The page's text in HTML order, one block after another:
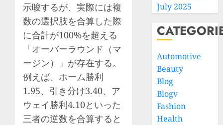
示唆するが、実際には複
数の選択肢を合算した際
に合計が100%を超える
「オーバーラウンド（マ
ージン）」が存在する。
例えば、ホーム勝利
1.95、引き分け3.40、ア
ウェイ勝利4.10といった
三者の逆数を合算すると
July 2025
Automotive
Beauty
Blog
Blogv
Fashion
Health